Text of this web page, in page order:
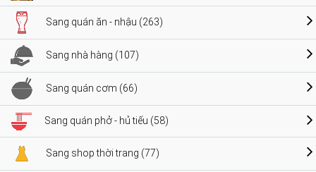
Sang quán ăn - nhậu (263)
Sang nhà hàng (107)
Sang quán cơm (66)
Sang quán phở - hủ tiếu (58)
Sang shop thời trang (77)